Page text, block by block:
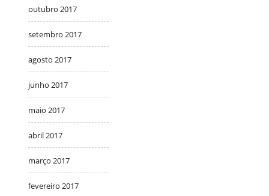
outubro 2017
setembro 2017
agosto 2017
junho 2017
maio 2017
abril 2017
março 2017
fevereiro 2017